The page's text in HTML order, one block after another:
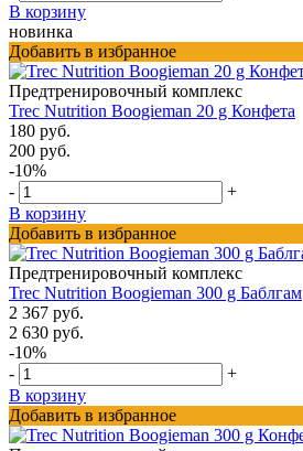
В корзину
новинка
Добавить в избранное
Предтренировочный комплекс
Trec Nutrition Boogieman 20 g Конфета
180 руб.
200 руб.
-10%
-
+
В корзину
Добавить в избранное
Предтренировочный комплекс
Trec Nutrition Boogieman 300 g Баблгам
2 367 руб.
2 630 руб.
-10%
-
+
В корзину
Добавить в избранное